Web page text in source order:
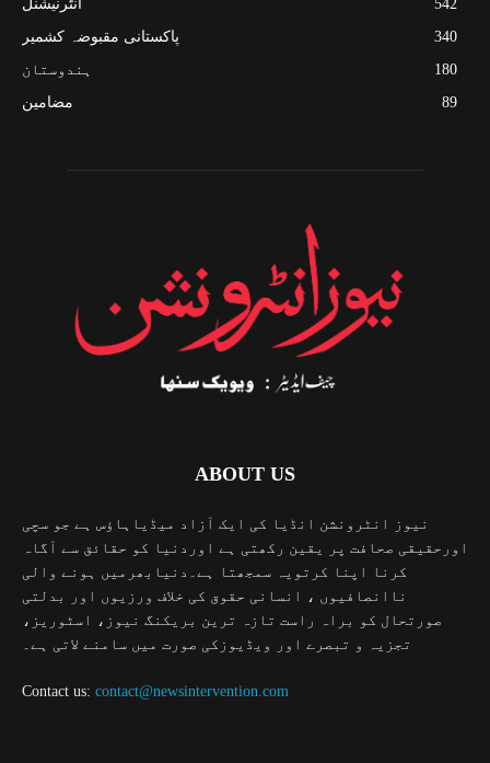
انٹرنیشنل
542
پاکستانی مقبوضہ کشمیر
340
ہندوستان
180
مضامین
89
ABOUT US
نیوز انٹرونشن انڈیا کی ایک آزاد میڈیاہاؤس ہے جو سچی
اورحقیقی صحافت پر یقین رکھتی ہے اوردنیا کو حقائق سے آگاہ
کرنا اپنا کرتویہ سمجھتا ہے۔دنیابھرمیں ہونے والی
ناانصافیوں ، انسانی حقوق کی خلاف ورزیوں اور بدلتی
صورتحال کو براہ راست تازہ ترین بریکنگ نیوز، اسٹوریز،
تجزیہ و تبصرے اور ویڈیوزکی صورت میں سامنے لاتی ہے۔
Contact us: contact@newsintervention.com